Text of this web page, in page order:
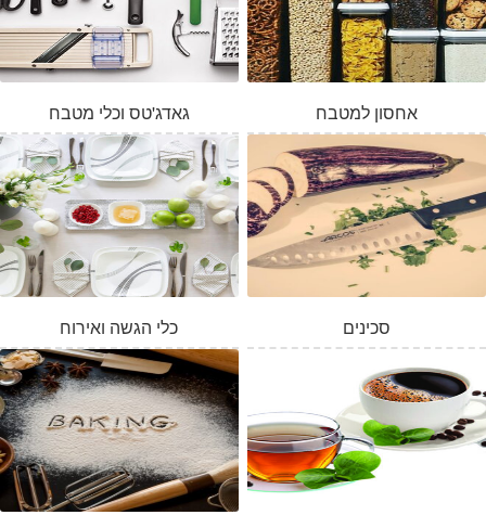
המלאי אזל
גאדג'טס וכלי מטבח אחסון למטבח
כלי הגשה ואירוח סכינים